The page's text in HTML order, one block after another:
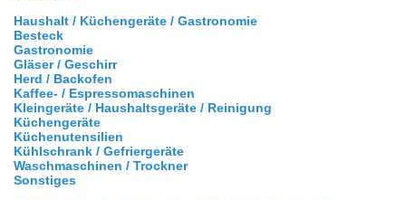
Haushalt / Küchengeräte / Gastronomie
Besteck
Gastronomie
Gläser / Geschirr
Herd / Backofen
Kaffee- / Espressomaschinen
Kleingeräte / Haushaltsgeräte / Reinigung
Küchengeräte
Küchenutensilien
Kühlschrank / Gefriergeräte
Waschmaschinen / Trockner
Sonstiges